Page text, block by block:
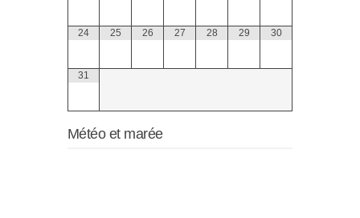
24 25 26 27 28 29 30
31
Météo et marée